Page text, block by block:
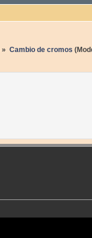
» Cambio de cromos